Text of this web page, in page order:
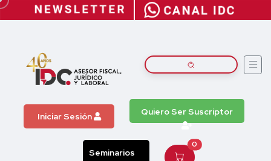
Iniciar Sesión Quiero Ser Suscriptor
Seminarios
0